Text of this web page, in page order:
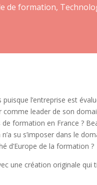
de formation,
l’entreprise est
comme leader de son
formation en France ?
su s’imposer dans le
d’Europe de la formation ?
une création originale qui